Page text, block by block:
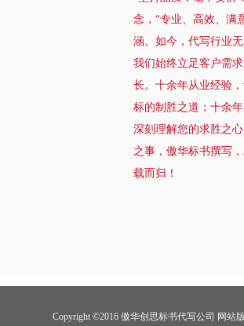
念，“专业、高效、满
涵。如今，代写行业
我们始终立足客户需
长。十余年从业经验
标的制胜之道；十余
深刻理解您的求胜之
之事，傲华标书撰写
载而归！
Copyright ©2016 傲华创思标书代写公司 网站